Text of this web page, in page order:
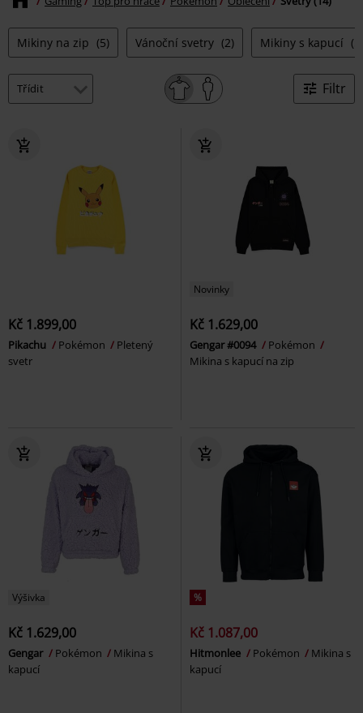
Mikiny na zip (5) Vánoční svetry (2) Mikiny s kapucí (5)
Filtr
Kč 1.899,00
Pikachu Pokémon
Pletený
svetr
Novinky
Kč 1.629,00
Gengar #0094
Pokémon
Mikina s kapucí na zip
Výšivka
Kč 1.629,00
Gengar Pokémon
Mikina s
kapucí
%
Kč 1.087,00
Hitmonlee Pokémon
Mikina s
kapucí